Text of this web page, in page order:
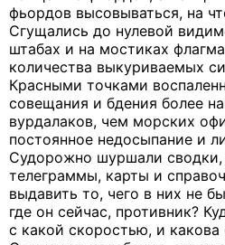
фьордов высовываться, на
Сгущались до нулевой
штабах и на мостиках
количества выкуриваемых
Красными точками
совещания и бдения более
вурдалаков, чем морских
постоянное недосыпание и
Судорожно шуршали
телеграммы, карты и
выдавить то, чего в них не
где он сейчас, противник?
с какой скоростью, и какова